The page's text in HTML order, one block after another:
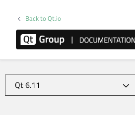
Back to Qt.io